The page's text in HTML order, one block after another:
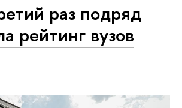
раз подряд
рейтинг вузов